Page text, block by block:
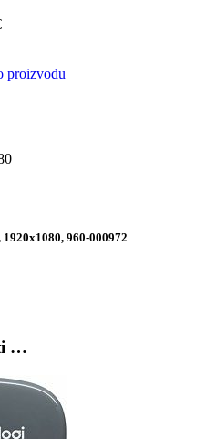
proizvodu
960-000972
…